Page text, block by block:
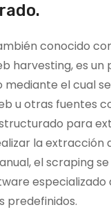
conocido
harvesting, es un
mediante el cual
u otras fuentes
para
la extracción
el scraping
especializado
predefinidos.